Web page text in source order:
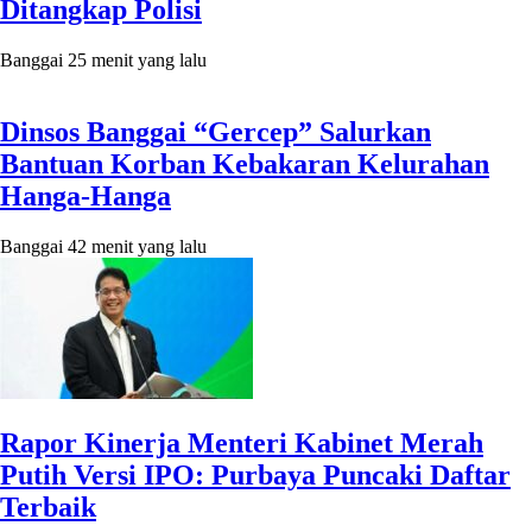
Ditangkap Polisi
Banggai 25 menit yang lalu
Dinsos Banggai “Gercep” Salurkan
Bantuan Korban Kebakaran Kelurahan
Hanga-Hanga
Banggai 42 menit yang lalu
Rapor Kinerja Menteri Kabinet Merah
Putih Versi IPO: Purbaya Puncaki Daftar
Terbaik